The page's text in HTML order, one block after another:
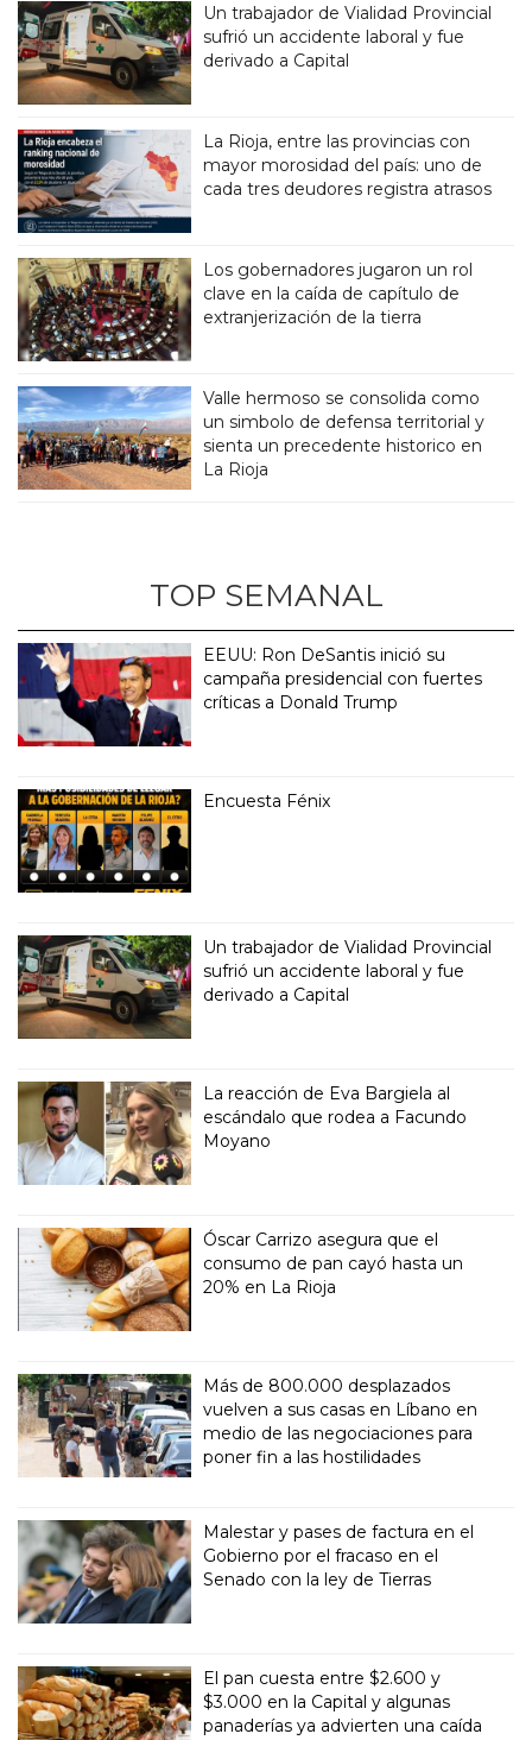
Un trabajador de Vialidad Provincial
sufrió un accidente laboral y fue
derivado a Capital
La Rioja, entre las provincias con
mayor morosidad del país: uno de
cada tres deudores registra atrasos
Los gobernadores jugaron un rol
clave en la caída de capítulo de
extranjerización de la tierra
Valle hermoso se consolida como
un simbolo de defensa territorial y
sienta un precedente historico en
La Rioja
TOP SEMANAL
EEUU: Ron DeSantis inició su
campaña presidencial con fuertes
críticas a Donald Trump
Encuesta Fénix
Un trabajador de Vialidad Provincial
sufrió un accidente laboral y fue
derivado a Capital
La reacción de Eva Bargiela al
escándalo que rodea a Facundo
Moyano
Óscar Carrizo asegura que el
consumo de pan cayó hasta un
20% en La Rioja
Más de 800.000 desplazados
vuelven a sus casas en Líbano en
medio de las negociaciones para
poner fin a las hostilidades
Malestar y pases de factura en el
Gobierno por el fracaso en el
Senado con la ley de Tierras
El pan cuesta entre $2.600 y
$3.000 en la Capital y algunas
panaderías ya advierten una caída